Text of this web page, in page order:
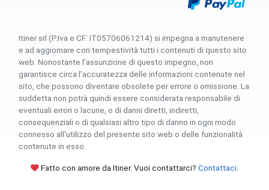
Itiner srl (P.Iva e CF: IT05706061214) si impegna a manutenere
e ad aggiornare con tempestività tutti i contenuti di questo sito
web. Nonostante l'assunzione di questo impegno, non
garantisce circa l'accuratezza delle informazioni contenute nel
sito, che possono diventare obsolete per errore o omissione. La
suddetta non potrà quindi essere considerata responsabile di
eventuali errori o lacune, o di danni diretti, indiretti,
consequenziali o di qualsiasi altro tipo di danno in ogni modo
connesso all'utilizzo del presente sito web o delle funzionalità
contenute in esso.
Fatto con amore da Itiner. Vuoi contattarci? Contattaci